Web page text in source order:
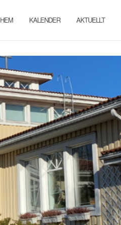
HEM KALENDER AKTUELLT